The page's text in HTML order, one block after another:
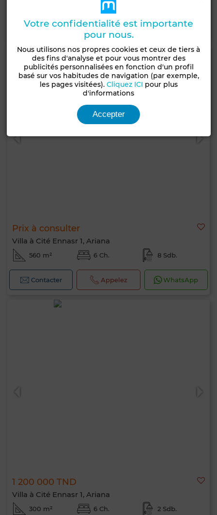
En savoir plus
Prix à consulter
Villa à Cité Ennasr 1, Ariana
560 m² 6 Ch. 8 Sdb.
Contacter Appelez WhatsApp
1 200 000 TND
Villa à Cité Ennasr 1, Ariana
300 m² 6 Ch. 2 Sdb.
Votre confidentialité est importante
pour nous.
Nous utilisons nos propres cookies et ceux de tiers à
des fins d'analyse et pour vous montrer des
publicités personnalisées en fonction d'un profil
basé sur vos habitudes de navigation (par exemple,
les pages visitées). Cliquez ICI pour plus
d'informations
Accepter